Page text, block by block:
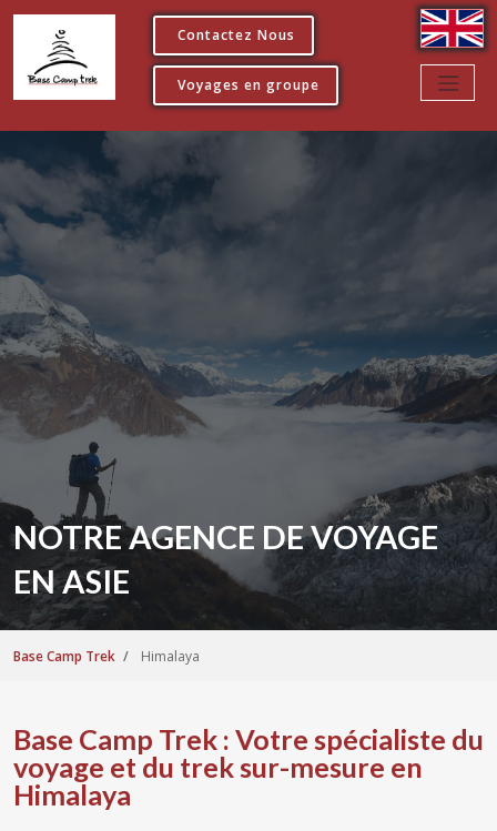
Contactez Nous
Voyages en groupe
NOTRE AGENCE DE VOYAGE
EN ASIE
Base Camp Trek Himalaya
Base Camp Trek : Votre spécialiste du
voyage et du trek sur-mesure en
Himalaya